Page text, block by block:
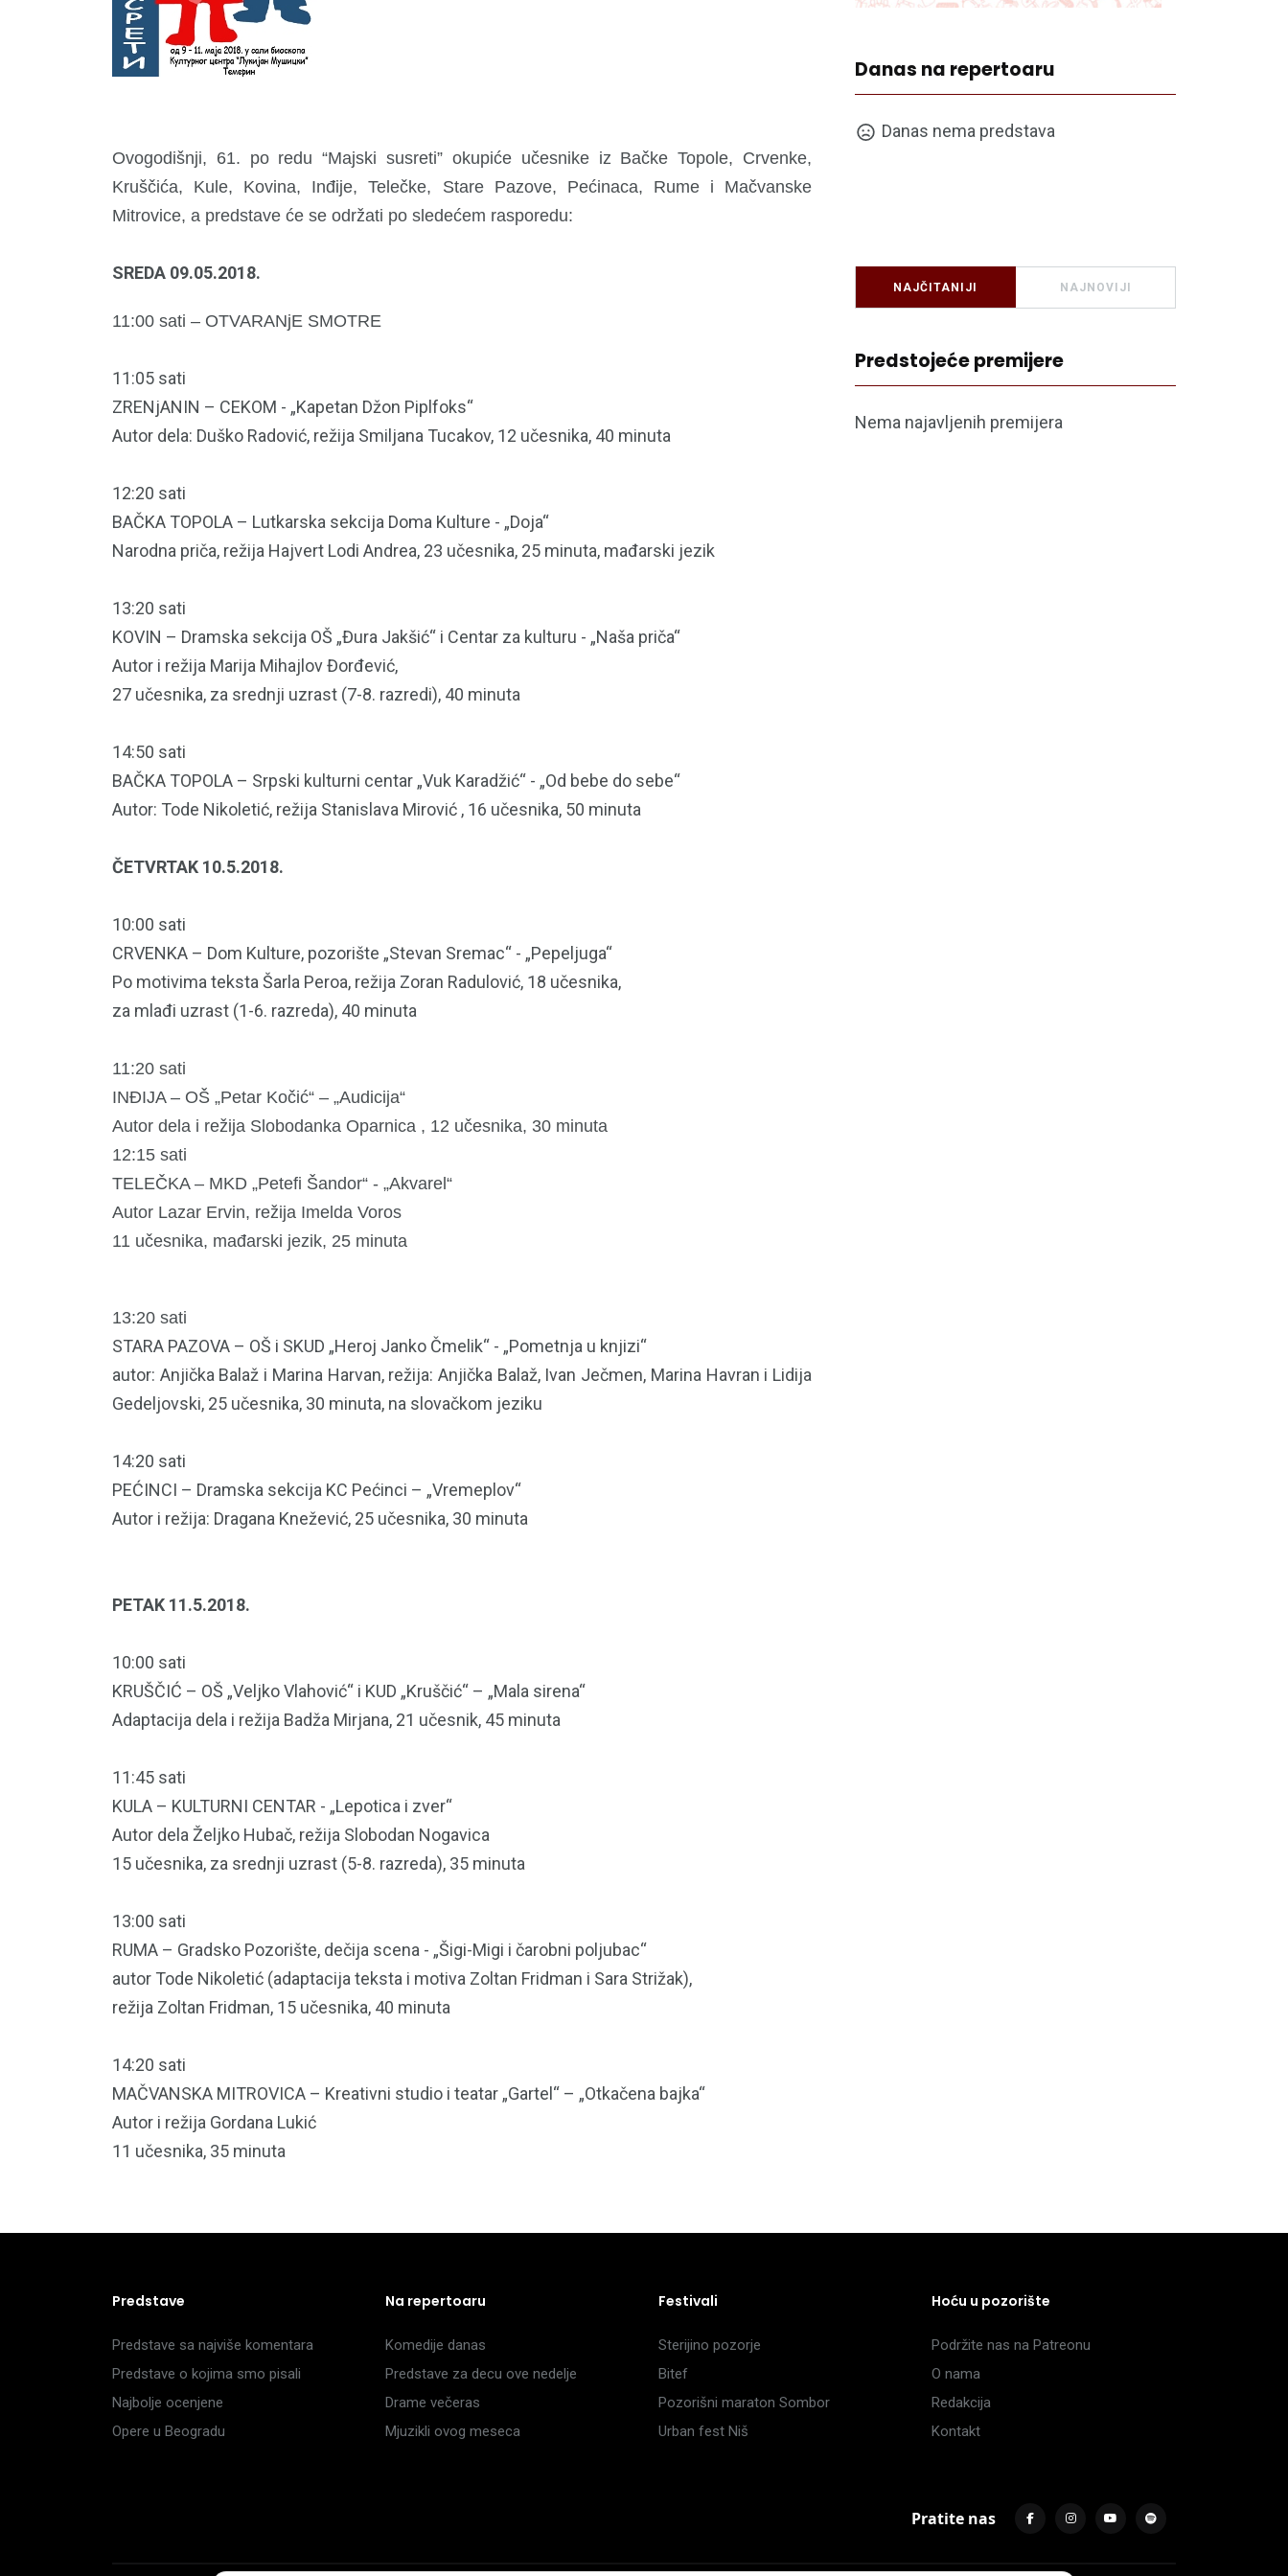
Ovogodišnji, 61. po redu “Majski susreti” okupiće učesnike iz Bačke Topole, Crvenke,
Kruščića, Kule, Kovina, Inđije, Telečke, Stare Pazove, Pećinaca, Rume i Mačvanske
Mitrovice, a predstave će se održati po sledećem rasporedu:
SREDA 09.05.2018.
11:00 sati – OTVARANjE SMOTRE
11:05 sati
ZRENjANIN – CEKOM - „Kapetan Džon Piplfoks“
Autor dela: Duško Radović, režija Smiljana Tucakov, 12 učesnika, 40 minuta
12:20 sati
BAČKA TOPOLA – Lutkarska sekcija Doma Kulture - „Doja“
Narodna priča, režija Hajvert Lodi Andrea, 23 učesnika, 25 minuta, mađarski jezik
13:20 sati
KOVIN – Dramska sekcija OŠ „Đura Jakšić“ i Centar za kulturu - „Naša priča“
Autor i režija Marija Mihajlov Đorđević,
27 učesnika, za srednji uzrast (7-8. razredi), 40 minuta
14:50 sati
BAČKA TOPOLA – Srpski kulturni centar „Vuk Karadžić“ - „Od bebe do sebe“
Autor: Tode Nikoletić, režija Stanislava Mirović , 16 učesnika, 50 minuta
ČETVRTAK 10.5.2018.
10:00 sati
CRVENKA – Dom Kulture, pozorište „Stevan Sremac“ - „Pepeljuga“
Po motivima teksta Šarla Peroa, režija Zoran Radulović, 18 učesnika,
za mlađi uzrast (1-6. razreda), 40 minuta
11:20 sati
INĐIJA – OŠ „Petar Kočić“ – „Audicija“
Autor dela i režija Slobodanka Oparnica , 12 učesnika, 30 minuta
12:15 sati
TELEČKA – MKD „Petefi Šandor“ - „Akvarel“
Autor Lazar Ervin, režija Imelda Voros
11 učesnika, mađarski jezik, 25 minuta
13:20 sati
STARA PAZOVA – OŠ i SKUD „Heroj Janko Čmelik“ - „Pometnja u knjizi“
autor: Anjička Balaž i Marina Harvan, režija: Anjička Balaž, Ivan Ječmen, Marina Havran i Lidija
Gedeljovski, 25 učesnika, 30 minuta, na slovačkom jeziku
14:20 sati
PEĆINCI – Dramska sekcija KC Pećinci – „Vremeplov“
Autor i režija: Dragana Knežević, 25 učesnika, 30 minuta
PETAK 11.5.2018.
10:00 sati
KRUŠČIĆ – OŠ „Veljko Vlahović“ i KUD „Kruščić“ – „Mala sirena“
Adaptacija dela i režija Badža Mirjana, 21 učesnik, 45 minuta
11:45 sati
KULA – KULTURNI CENTAR - „Lepotica i zver“
Autor dela Željko Hubač, režija Slobodan Nogavica
15 učesnika, za srednji uzrast (5-8. razreda), 35 minuta
13:00 sati
RUMA – Gradsko Pozorište, dečija scena - „Šigi-Migi i čarobni poljubac“
autor Tode Nikoletić (adaptacija teksta i motiva Zoltan Fridman i Sara Strižak),
režija Zoltan Fridman, 15 učesnika, 40 minuta
14:20 sati
MAČVANSKA MITROVICA – Kreativni studio i teatar „Gartel“ – „Otkačena bajka“
Autor i režija Gordana Lukić
11 učesnika, 35 minuta
Danas na repertoaru
Danas nema predstava
NAJČITANIJI NAJNOVIJI
Predstojeće premijere
Nema najavljenih premijera
Predstave
Predstave sa najviše komentara
Predstave o kojima smo pisali
Najbolje ocenjene
Opere u Beogradu
Na repertoaru
Komedije danas
Predstave za decu ove nedelje
Drame večeras
Mjuzikli ovog meseca
Festivali
Sterijino pozorje
Bitef
Pozorišni maraton Sombor
Urban fest Niš
Hoću u pozorište
Podržite nas na Patreonu
O nama
Redakcija
Kontakt
Pratite nas